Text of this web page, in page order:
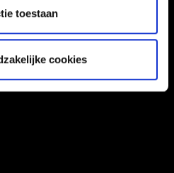
toestaan
cookies